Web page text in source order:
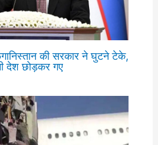
की सरकार ने घुटने टेके,
देश छोड़कर गए